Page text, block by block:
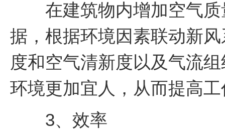
在建筑物内增加空气质
据，根据环境因素联动新
度和空气清新度以及气流
环境更加宜人，从而提高
3、效率